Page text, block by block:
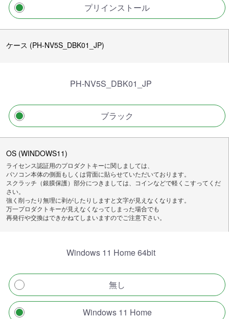
プリインストール
ケース (PH-NV5S_DBK01_JP)
PH-NV5S_DBK01_JP
ブラック
OS (WINDOWS11)
ライセンス認証用のプロダクトキーに関しましては、
パソコン本体の側面もしくは背面に貼らせていただいております。
スクラッチ（銀膜保護）部分につきましては、コインなどで軽くこすってくだ
さい。
強く削ったり無理に剥がしたりしますと文字が見えなくなります。
万一プロダクトキーが見えなくなってしまった場合でも
再発行や交換はできかねてしまいますのでご注意下さい。
Windows 11 Home 64bit
無し
Windows 11 Home